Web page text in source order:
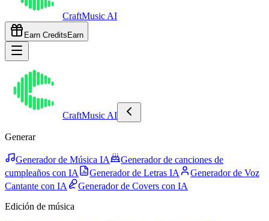
CraftMusic AI
Earn Credits Earn
CraftMusic AI
Generar
Generador de Música IA
Generador de canciones de
cumpleaños con IA
Generador de Letras IA
Generador de Voz
Cantante con IA
Generador de Covers con IA
Edición de música